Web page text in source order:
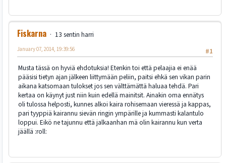
Fiskarna
13 sentin harri
#1
January 07, 2014, 19:39:56
Musta tässä on hyviä ehdotuksia! Etenkin toi että pelaajia ei enää
pääsisi tietyn ajan jälkeen liittymään peliin, paitsi ehkä sen vikan parin
aikana katsomaan tulokset jos sen välttämättä haluaa tehdä. Pari
kertaa on käynyt just niin kuin edellä mainitsit. Ainakin oma ennätys
oli tulossa helposti, kunnes alkoi kaira rohisemaan vieressä ja kappas,
pari tyyppiä kairannu sievän ringin ympärille ja kummasti kalantulo
loppui. Eikö ne tajunnu että jalkaanhan mä olin kairannu kun verta
jäällä :roll: